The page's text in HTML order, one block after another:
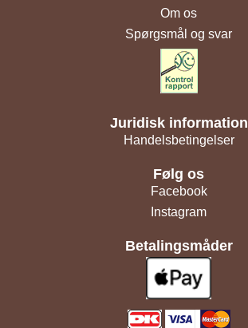
Om os
Spørgsmål og svar
Juridisk information
Handelsbetingelser
Følg os
Facebook
Instagram
Betalingsmåder